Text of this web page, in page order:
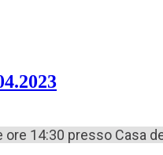
14:30 presso Casa